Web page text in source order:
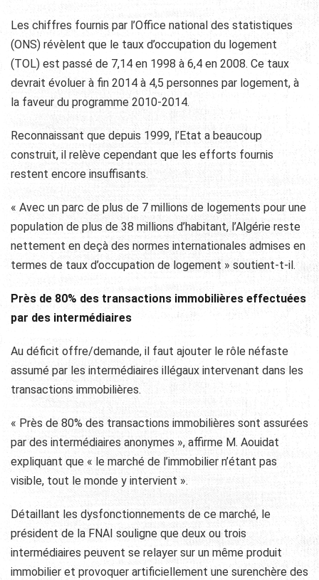
Les chiffres fournis par l’Office national des statistiques
(ONS) révèlent que le taux d’occupation du logement
(TOL) est passé de 7,14 en 1998 à 6,4 en 2008. Ce taux
devrait évoluer à fin 2014 à 4,5 personnes par logement, à
la faveur du programme 2010-2014.
Reconnaissant que depuis 1999, l’Etat a beaucoup
construit, il relève cependant que les efforts fournis
restent encore insuffisants.
« Avec un parc de plus de 7 millions de logements pour une
population de plus de 38 millions d’habitant, l’Algérie reste
nettement en deçà des normes internationales admises en
termes de taux d’occupation de logement » soutient-t-il.
Près de 80% des transactions immobilières effectuées
par des intermédiaires
Au déficit offre/demande, il faut ajouter le rôle néfaste
assumé par les intermédiaires illégaux intervenant dans les
transactions immobilières.
« Près de 80% des transactions immobilières sont assurées
par des intermédiaires anonymes », affirme M. Aouidat
expliquant que « le marché de l’immobilier n’étant pas
visible, tout le monde y intervient ».
Détaillant les dysfonctionnements de ce marché, le
président de la FNAI souligne que deux ou trois
intermédiaires peuvent se relayer sur un même produit
immobilier et provoquer artificiellement une surenchère des